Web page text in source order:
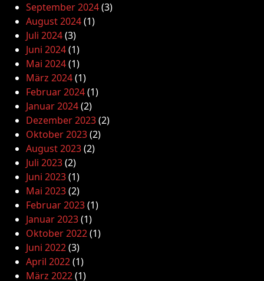
September 2024(3)
August 2024(1)
Juli 2024(3)
Juni 2024(1)
Mai 2024(1)
März 2024(1)
Februar 2024(1)
Januar 2024(2)
Dezember 2023(2)
Oktober 2023(2)
August 2023(2)
Juli 2023(2)
Juni 2023(1)
Mai 2023(2)
Februar 2023(1)
Januar 2023(1)
Oktober 2022(1)
Juni 2022(3)
April 2022(1)
März 2022(1)